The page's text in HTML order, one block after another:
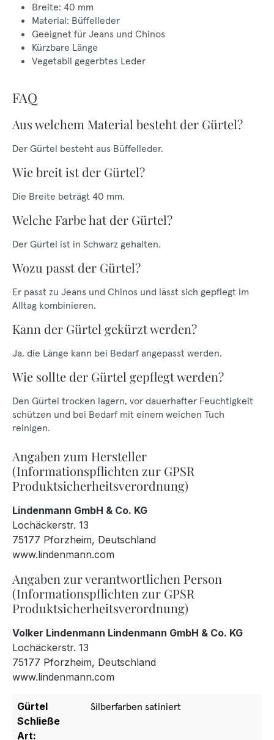
Breite: 40 mm
Material: Büffelleder
Geeignet für Jeans und Chinos
Kürzbare Länge
Vegetabil gegerbtes Leder
FAQ
Aus welchem Material besteht der Gürtel?
Der Gürtel besteht aus Büffelleder.
Wie breit ist der Gürtel?
Die Breite beträgt 40 mm.
Welche Farbe hat der Gürtel?
Der Gürtel ist in Schwarz gehalten.
Wozu passt der Gürtel?
Er passt zu Jeans und Chinos und lässt sich gepflegt im
Alltag kombinieren.
Kann der Gürtel gekürzt werden?
Ja, die Länge kann bei Bedarf angepasst werden.
Wie sollte der Gürtel gepflegt werden?
Den Gürtel trocken lagern, vor dauerhafter Feuchtigkeit
schützen und bei Bedarf mit einem weichen Tuch
reinigen.
Angaben zum Hersteller
(Informationspflichten zur GPSR
Produktsicherheitsverordnung)
Lindenmann GmbH & Co. KG
Lochäckerstr. 13
75177 Pforzheim, Deutschland
www.lindenmann.com
Angaben zur verantwortlichen Person
(Informationspflichten zur GPSR
Produktsicherheitsverordnung)
Volker Lindenmann Lindenmann GmbH & Co. KG
Lochäckerstr. 13
75177 Pforzheim, Deutschland
www.lindenmann.com
Gürtel
Schließe
Art:
Silberfarben satiniert